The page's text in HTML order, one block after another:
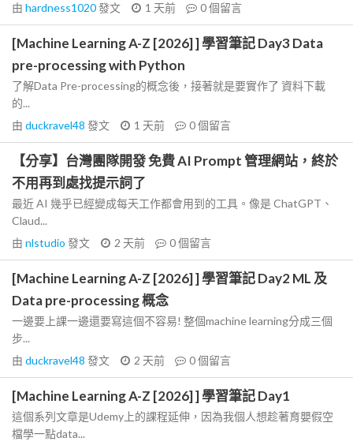
由 hardness1020發文 1 天前 0個留言
[Machine Learning A-Z [2026] ] 學習筆記 Day3 Data
pre-processing with Python
了解Data Pre-processing的概念後，接著就是要實作了 資料下載
的...
由 duckravel48 發文 1 天前 0個留言
【分享】台灣團隊開發 免費 AI Prompt 管理網站，終於
不用再到處找提示詞了
最近 AI 幾乎已經變成每天工作都會用到的工具。像是 ChatGPT、
Claud...
由 nlstudio 發文 2 天前 0個留言
[Machine Learning A-Z [2026] ] 學習筆記 Day2 ML 及
Data pre-processing 概念
一邊要上課一邊還要寫這個不容易! 整個machine learning分成三個
步...
由 duckravel48 發文 2 天前 0個留言
[Machine Learning A-Z [2026] ] 學習筆記 Day1
這個系列文章是Udemy上的課程延伸，因為我個人想趁著育嬰假空
檔學一點data...